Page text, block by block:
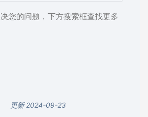
您的问题，下方搜索框查找更多
更新 2024-09-23